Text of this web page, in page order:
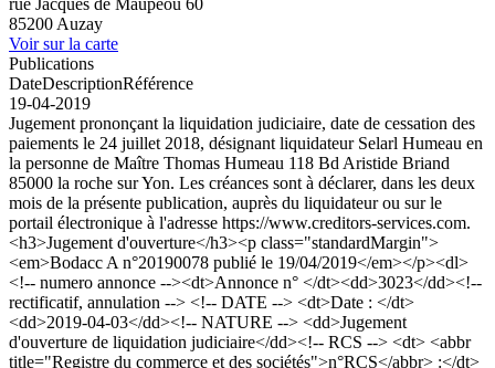
85200 Auzay
Voir sur la carte
Publications
DateDescriptionRéférence
19-04-2019
Jugement prononçant la liquidation judiciaire, date de cessation des
paiements le 24 juillet 2018, désignant liquidateur Selarl Humeau en
la personne de Maître Thomas Humeau 118 Bd Aristide Briand
85000 la roche sur Yon. Les créances sont à déclarer, dans les deux
mois de la présente publication, auprès du liquidateur ou sur le
portail électronique à l'adresse https://www.creditors-services.com.
<h3>Jugement d'ouverture</h3><p class="standardMargin">
<em>Bodacc A n°20190078 publié le 19/04/2019</em></p><dl>
<!-- numero annonce --><dt>Annonce n° </dt><dd>3023</dd><!--
rectificatif, annulation --> <!-- DATE --> <dt>Date : </dt>
<dd>2019-04-03</dd><!-- NATURE --> <dd>Jugement
d'ouverture de liquidation judiciaire</dd><!-- RCS --> <dt> <abbr
title="Registre du commerce et des sociétés">n°RCS</abbr> :</dt>